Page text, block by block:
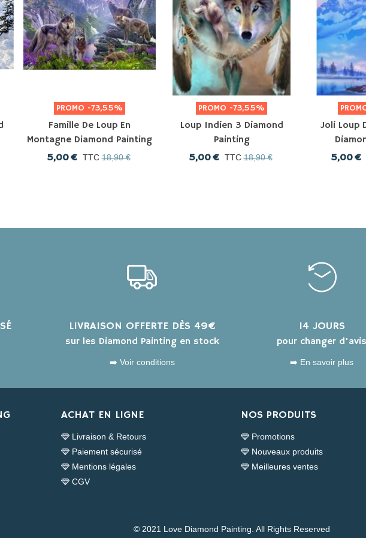
PROMO -73,55%
Famille De Loup En
Montagne Diamond Painting
5,00 € TTC 18,90 €
PROMO -73,55%
Loup Indien 3 Diamond
Painting
5,00 € TTC 18,90 €
Joli Loup
5,00 €
LIVRAISON OFFERTE DÈS 49€
sur les Diamond Painting en stock
➡️ Voir conditions
14 JOURS
pour changer d'avis
➡️ En savoir plus
ACHAT EN LIGNE
Livraison & Retours
Paiement sécurisé
Mentions légales
CGV
NOS PRODUITS
Promotions
Nouveaux produits
Meilleures ventes
© 2021 Love Diamond Painting. All Rights Reserved